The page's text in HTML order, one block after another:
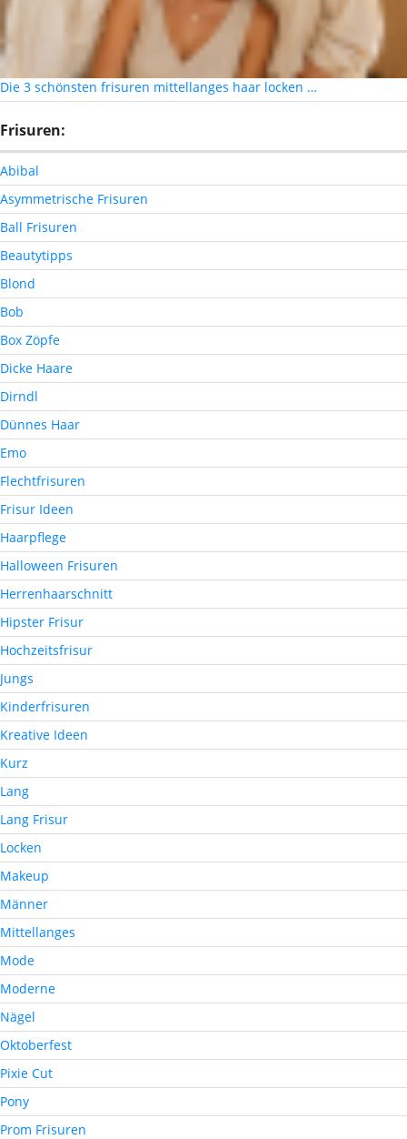
Die 3 schönsten frisuren mittellanges haar locken …
Frisuren:
Abibal
Asymmetrische Frisuren
Ball Frisuren
Beautytipps
Blond
Bob
Box Zöpfe
Dicke Haare
Dirndl
Dünnes Haar
Emo
Flechtfrisuren
Frisur Ideen
Haarpflege
Halloween Frisuren
Herrenhaarschnitt
Hipster Frisur
Hochzeitsfrisur
Jungs
Kinderfrisuren
Kreative Ideen
Kurz
Lang
Lang Frisur
Locken
Makeup
Männer
Mittellanges
Mode
Moderne
Nägel
Oktoberfest
Pixie Cut
Pony
Prom Frisuren